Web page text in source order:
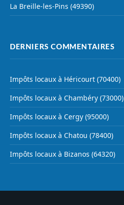
La Breille-les-Pins (49390)
DERNIERS COMMENTAIRES
Impôts locaux à Héricourt (70400)
Impôts locaux à Chambéry (73000)
Impôts locaux à Cergy (95000)
Impôts locaux à Chatou (78400)
Impôts locaux à Bizanos (64320)